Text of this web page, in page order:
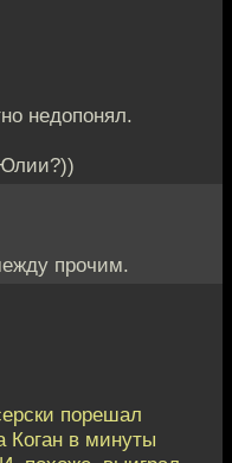
недопонял.
прочим.
порешал
Коган в минуты